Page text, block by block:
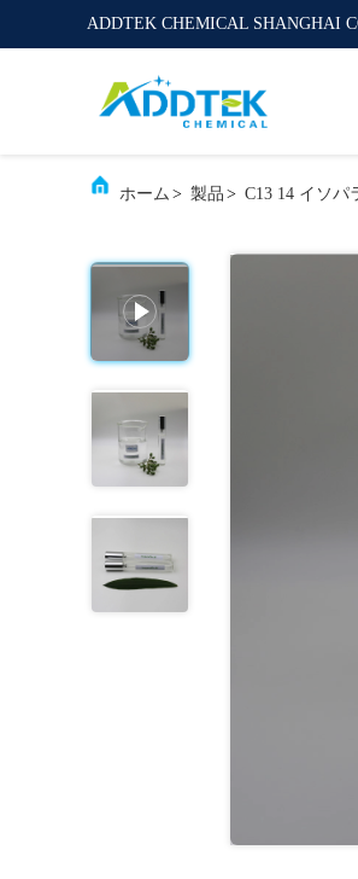
ADDTEK CHEMICAL SHANGHAI
ホーム > 製品 > C13 14 イソパ